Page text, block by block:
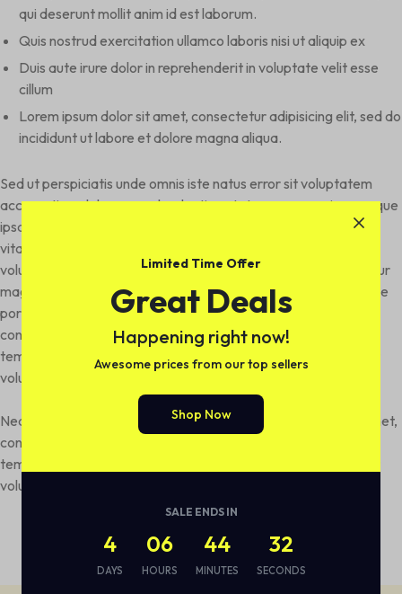
qui deserunt mollit anim id est laborum.
Quis nostrud exercitation ullamco laboris nisi ut aliquip ex
Duis aute irure dolor in reprehenderit in voluptate velit esse
cillum
Lorem ipsum dolor sit amet, consectetur adipisicing elit, sed do
incididunt ut labore et dolore magna aliqua.
Sed ut perspiciatis unde omnis iste natus error sit voluptatem
accusantium doloremque laudantium, totam rem aperiam, eaque
ipsa quae ab illo inventore veritatis et quasi architecto beatae
vitae dicta sunt explicabo. Nemo enim ipsam voluptatem quia
voluptas sit aspernatur aut odit aut fugit, sed quia consequuntur
magni dolores eos qui ratione voluptatem sequi nesciunt. Neque
porro quisquam est, qui dolorem ipsum quia dolor sit amet,
consectetur, adipisci velit, sed quia non numquam eius modi
tempora incidunt ut labore et dolore magnam aliquam quaerat
voluptatem.
Neque porro quisquam est, qui dolorem ipsum quia dolor sit amet,
consectetur, adipisci velit, sed quia non numquam eius modi
tempora incidunt ut labore et dolore magnam aliquam quaerat
voluptatem.
Limited Time Offer
Great Deals
Happening right now!
Awesome prices from our top sellers
Shop Now
SALE ENDS IN
4
DAYS
06
HOURS
44
MINUTES
31
SECONDS